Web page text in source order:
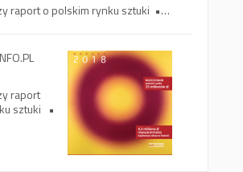
raport o polskim rynku sztuki •…
raport
sztuki •